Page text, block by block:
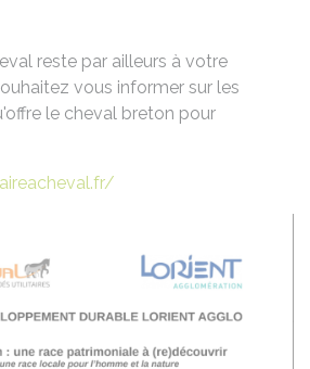
reste par ailleurs à votre
vous informer sur les
le cheval breton pour